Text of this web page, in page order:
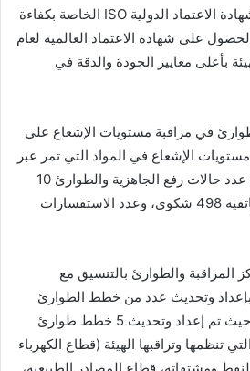
وتمكنت الهيئة من تجديد شهادة الاعتماد الدولية ISO الخاصة بكفاءة
على شهادة الاعتماد العالمية لعام
بأعلى معايير الجودة والدقة في
في مراقبة مستويات الإشعاع على
الإشعاع في المواد التي تمر عبر
المعابر الحدودية، حيث بلغ عدد حالات رفع الجاهزية والطوارئ 10
حالات، وعدد الشكاوى الهاتفية 498 شكوى، وعدد الاستفسارات
المراقبة والطوارئ بالتنسيق مع
بإعداد وتحديث عدد من خطط الطوارئ
القطاعية الخاصة بالهيئة، حيث تم إعداد وتحديث 5 خطط طوارئ
تنظمها وتراقبها الهيئة (قطاع الكهرباء